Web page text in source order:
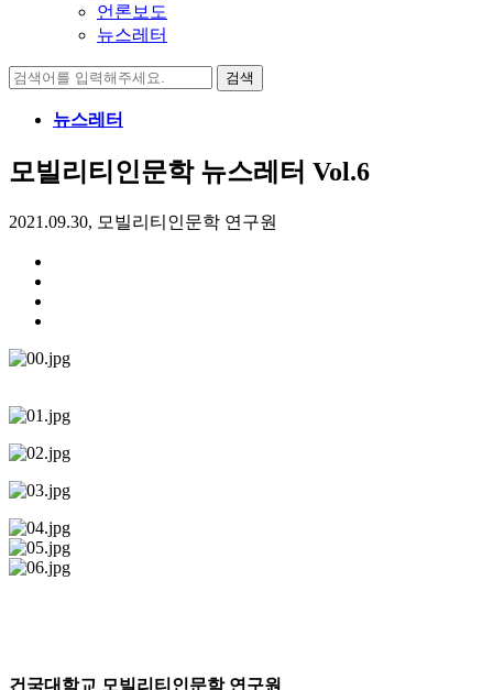
언론보도
뉴스레터
검
뉴스레터
모빌리티인문학 뉴스레터 Vol.6
2021.09.30, 모빌리티인문학 연구원
건국대학교 모빌리티인문학 연구원